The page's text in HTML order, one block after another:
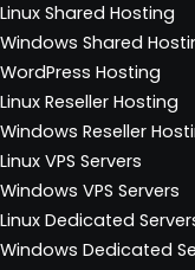
Linux Shared Hosting
Windows Shared
WordPress Hosting
Linux Reseller Hosting
Windows Reseller
Linux VPS Servers
Windows VPS Servers
Linux Dedicated
Windows Dedicated